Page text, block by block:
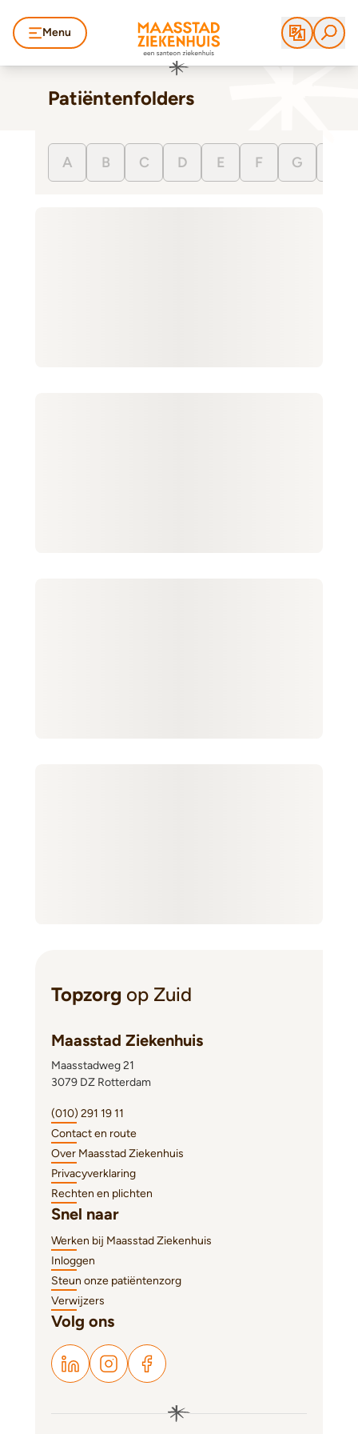
Menu
Patiëntenfolders
A B C D E F G
Topzorg op Zuid
Maasstad Ziekenhuis
Maasstadweg 21
3079 DZ Rotterdam
(010) 291 19 11
Contact en route
Over Maasstad Ziekenhuis
Privacyverklaring
Rechten en plichten
Snel naar
Werken bij Maasstad Ziekenhuis
Inloggen
Steun onze patiëntenzorg
Verwijzers
Volg ons